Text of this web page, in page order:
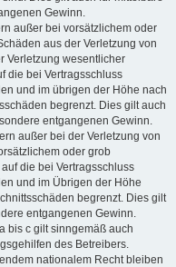
Gewinn.
außer bei vorsätzlichem oder
aus der Verletzung von
Verletzung wesentlicher
die bei Vertragsschluss
und im übrigen der Höhe nach
begrenzt. Dies gilt auch
entgangenen Gewinn.
außer bei der Verletzung von
oder grob
die bei Vertragsschluss
und im Übrigen der Höhe
begrenzt. Dies gilt
entgangenen Gewinn.
bis c gilt sinngemäß auch
des Betreibers.
nationalem Recht bleiben